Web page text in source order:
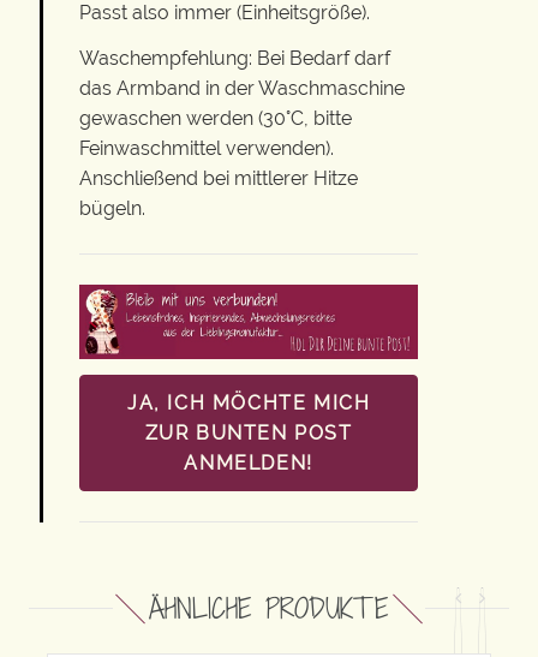
Passt also immer (Einheitsgröße).
Waschempfehlung: Bei Bedarf darf
das Armband in der Waschmaschine
gewaschen werden (30°C, bitte
Feinwaschmittel verwenden).
Anschließend bei mittlerer Hitze
bügeln.
JA, ICH MÖCHTE MICH
ZUR BUNTEN POST
ANMELDEN!
ÄHNLICHE PRODUKTE